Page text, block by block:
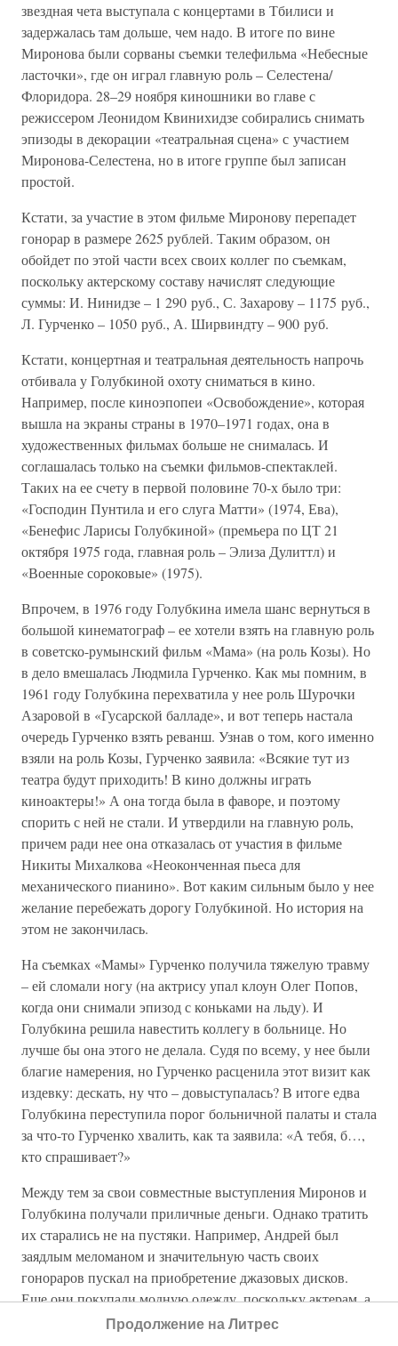
звездная чета выступала с концертами в Тбилиси и
задержалась там дольше, чем надо. В итоге по вине
Миронова были сорваны съемки телефильма «Небесные
ласточки», где он играл главную роль – Селестена/
Флоридора. 28–29 ноября киношники во главе с
режиссером Леонидом Квинихидзе собирались снимать
эпизоды в декорации «театральная сцена» с участием
Миронова-Селестена, но в итоге группе был записан
простой.
Кстати, за участие в этом фильме Миронову перепадет
гонорар в размере 2625 рублей. Таким образом, он
обойдет по этой части всех своих коллег по съемкам,
поскольку актерскому составу начислят следующие
суммы: И. Нинидзе – 1 290 руб., С. Захарову – 1175 руб.,
Л. Гурченко – 1050 руб., А. Ширвиндту – 900 руб.
Кстати, концертная и театральная деятельность напрочь
отбивала у Голубкиной охоту сниматься в кино.
Например, после киноэпопеи «Освобождение», которая
вышла на экраны страны в 1970–1971 годах, она в
художественных фильмах больше не снималась. И
соглашалась только на съемки фильмов-спектаклей.
Таких на ее счету в первой половине 70-х было три:
«Господин Пунтила и его слуга Матти» (1974, Ева),
«Бенефис Ларисы Голубкиной» (премьера по ЦТ 21
октября 1975 года, главная роль – Элиза Дулиттл) и
«Военные сороковые» (1975).
Впрочем, в 1976 году Голубкина имела шанс вернуться в
большой кинематограф – ее хотели взять на главную роль
в советско-румынский фильм «Мама» (на роль Козы). Но
в дело вмешалась Людмила Гурченко. Как мы помним, в
1961 году Голубкина перехватила у нее роль Шурочки
Азаровой в «Гусарской балладе», и вот теперь настала
очередь Гурченко взять реванш. Узнав о том, кого именно
взяли на роль Козы, Гурченко заявила: «Всякие тут из
театра будут приходить! В кино должны играть
киноактеры!» А она тогда была в фаворе, и поэтому
спорить с ней не стали. И утвердили на главную роль,
причем ради нее она отказалась от участия в фильме
Никиты Михалкова «Неоконченная пьеса для
механического пианино». Вот каким сильным было у нее
желание перебежать дорогу Голубкиной. Но история на
этом не закончилась.
На съемках «Мамы» Гурченко получила тяжелую травму
– ей сломали ногу (на актрису упал клоун Олег Попов,
когда они снимали эпизод с коньками на льду). И
Голубкина решила навестить коллегу в больнице. Но
лучше бы она этого не делала. Судя по всему, у нее были
благие намерения, но Гурченко расценила этот визит как
издевку: дескать, ну что – довыступалась? В итоге едва
Голубкина переступила порог больничной палаты и стала
за что-то Гурченко хвалить, как та заявила: «А тебя, б…,
кто спрашивает?»
Между тем за свои совместные выступления Миронов и
Голубкина получали приличные деньги. Однако тратить
их старались не на пустяки. Например, Андрей был
заядлым меломаном и значительную часть своих
гонораров пускал на приобретение джазовых дисков.
Еще они покупали модную одежду, поскольку актерам, а
тем более популярным, было без нее никак нельзя. А вот,
Продолжение на Литрес